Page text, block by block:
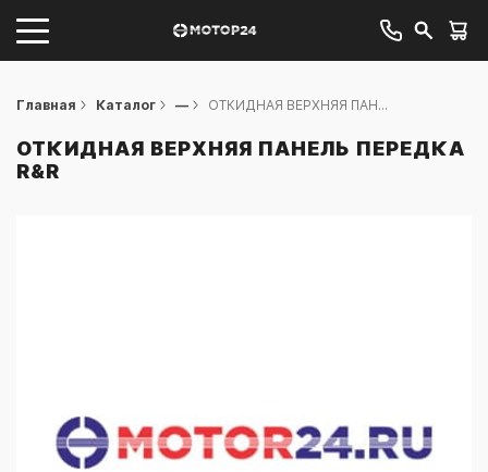
Главная Каталог — ОТКИДНАЯ ВЕРХНЯЯ ПАН...
ОТКИДНАЯ ВЕРХНЯЯ ПАНЕЛЬ ПЕРЕДКА
R&R